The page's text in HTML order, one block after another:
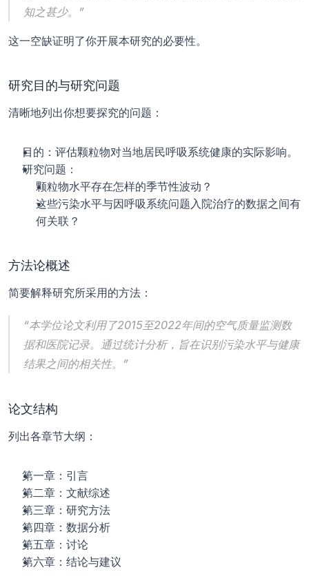
知之甚少。”
这一空缺证明了你开展本研究的必要性。
研究目的与研究问题
清晰地列出你想要探究的问题：
目的：评估颗粒物对当地居民呼吸系统健康的实际影响。
研究问题：
颗粒物水平存在怎样的季节性波动？
这些污染水平与因呼吸系统问题入院治疗的数据之间有
何关联？
方法论概述
简要解释研究所采用的方法：
“本学位论文利用了2015至2022年间的空气质量监测数
据和医院记录。通过统计分析，旨在识别污染水平与健康
结果之间的相关性。”
论文结构
列出各章节大纲：
第一章：引言
第二章：文献综述
第三章：研究方法
第四章：数据分析
第五章：讨论
第六章：结论与建议